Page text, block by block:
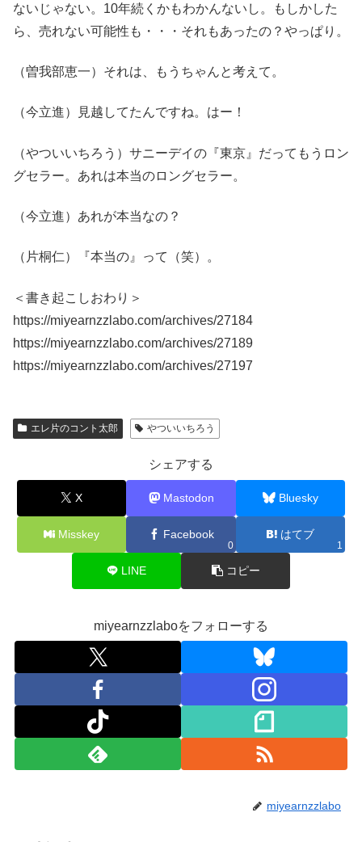
ないじゃない。10年続くかもわかんないし。もしかした
ら、売れない可能性も・・・それもあったの？やっぱり。
（曽我部恵一）それは、もうちゃんと考えて。
（今立進）見越してたんですね。はー！
（やついいちろう）サニーデイの『東京』だってもうロン
グセラー。あれは本当のロングセラー。
（今立進）あれが本当なの？
（片桐仁）『本当の』って（笑）。
＜書き起こしおわり＞
https://miyearnzzlabo.com/archives/27184
https://miyearnzzlabo.com/archives/27189
https://miyearnzzlabo.com/archives/27197
エレ片のコント太郎 やついいちろう
シェアする
X Mastodon Bluesky
Misskey Facebook
0
はてブ
1
LINE コピー
miyearnzzlaboをフォローする
miyearnzzlabo